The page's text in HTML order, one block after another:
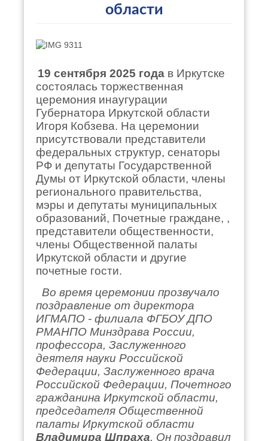
области
19 сентября 2025 года в Иркутске
состоялась торжественная
церемония инаугурации
Губернатора Иркутской области
Игоря Кобзева. На церемонии
присутствовали представители
федеральных структур, сенаторы
РФ и депутаты Государственной
Думы от Иркутской области, члены
регионального правительства,
мэры и депутаты муниципальных
образований, Почетные граждане, ,
представители общественности,
члены Общественной палаты
Иркутской области и другие
почетные гости.
Во время церемонии прозвучало
поздравление от директора
ИГМАПО - филиала ФГБОУ ДПО
РМАНПО Минздрава России,
профессора, Заслуженного
деятеля науки Российской
Федерации, Заслуженного врача
Российской Федерации, Почетного
гражданина Иркутской области,
председателя Общественной
палаты Иркутской области
Владимира Шпраха. Он поздравил